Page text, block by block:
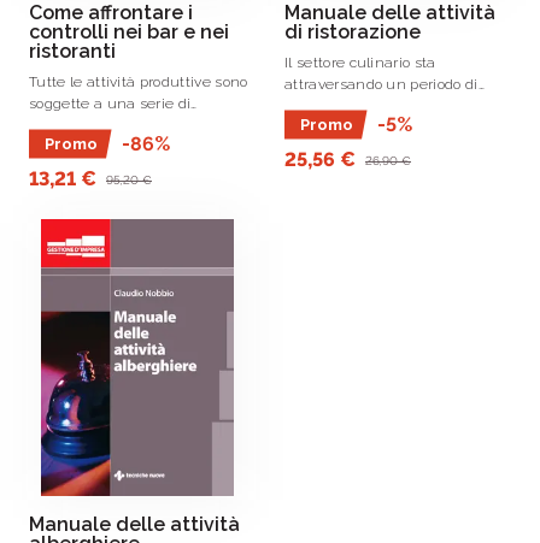
Come affrontare i
controlli nei bar e nei
ristoranti
Tutte le attività produttive sono
soggette a una serie di
molteplici normative ciascuna
delle quali, per la propria
materia di riferimento, è rivolta
alla tutela della collettività.
Promo
-86%
13,21 €
95,20 €
Manuale delle attività
di ristorazione
Il settore culinario sta
attraversando un periodo di
grande esposizione mediatica e
questo significa fare da volano
per le professioni che sono
collegate a questo ambito.
Promo
-5%
25,56 €
26,90 €
Manuale delle attività